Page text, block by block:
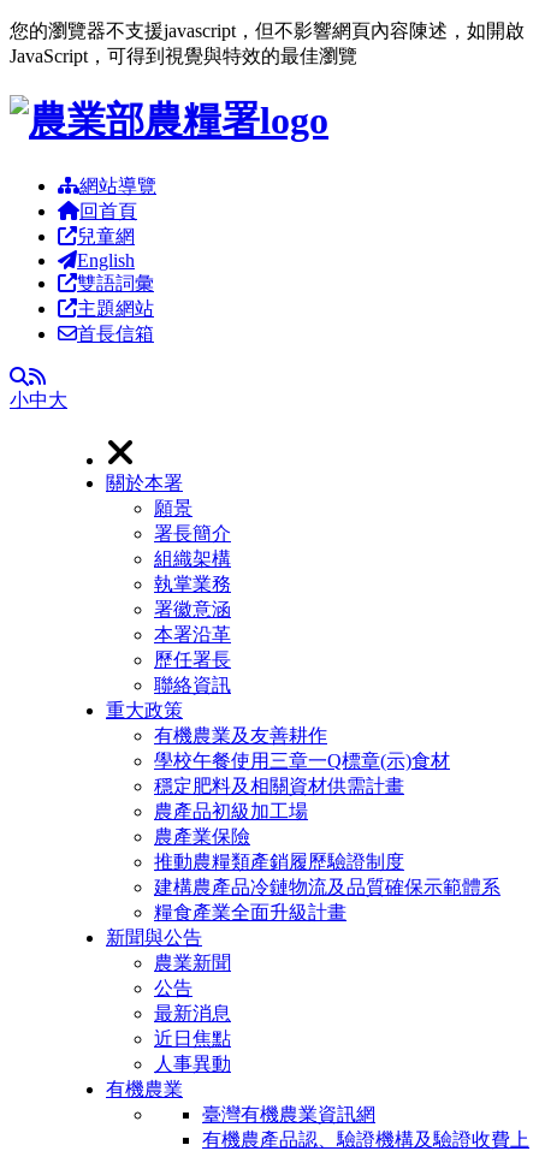
您的瀏覽器不支援javascript，但不影響網頁內容陳述，如開啟
JavaScript，可得到視覺與特效的最佳瀏覽
跳到主要內容區塊
網站導覽
回首頁
兒童網
English
雙語詞彙
主題網站
首長信箱
全文檢索
RSS
小中大
關於本署
願景
署長簡介
組織架構
執掌業務
署徽意涵
本署沿革
歷任署長
聯絡資訊
重大政策
有機農業及友善耕作
學校午餐使用三章一Q標章(示)食材
穩定肥料及相關資材供需計畫
農產品初級加工場
農產業保險
推動農糧類產銷履歷驗證制度
建構農產品冷鏈物流及品質確保示範體系
糧食產業全面升級計畫
新聞與公告
農業新聞
公告
最新消息
近日焦點
人事異動
有機農業
臺灣有機農業資訊網
有機農產品認、驗證機構及驗證收費上